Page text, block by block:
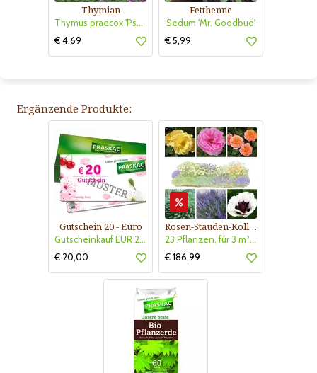
Thymian
Thymus praecox 'Pseudolanuginosus'
€ 4,69
Fetthenne
Sedum 'Mr. Goodbud'
€ 5,99
Ergänzende Produkte:
Gutschein 20.- Euro
Gutscheinkauf EUR 20.-
€ 20,00
Rosen-Stauden-Kollektion Nr. 610
23 Pflanzen, für 3 m² Blumenbeet, Blühend Mai - Oktober
€ 186,99